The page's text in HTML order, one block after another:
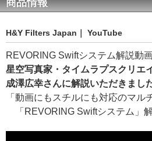
商品情報
H&Y Filters Japan｜ YouTube
REVORING Swiftシステム解説動
星空写真家・タイムラプスクリエ
成澤広幸さんに解説いただきました
「動画にもスチルにも対応のマル
「REVORING Swiftシステム」解